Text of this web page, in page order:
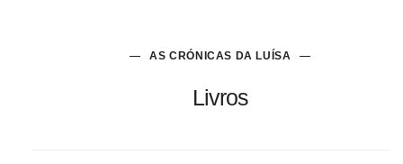
AS CRÓNICAS DA LUÍSA
Livros